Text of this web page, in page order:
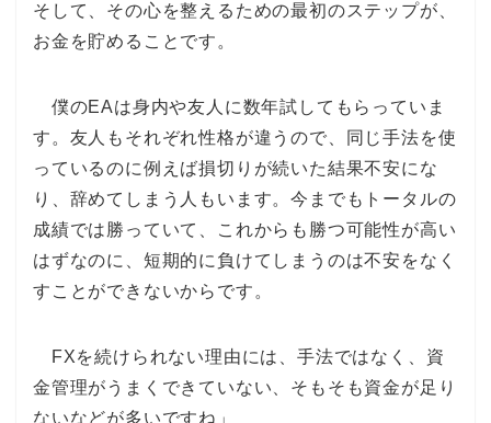
そして、その心を整えるための最初のステップが、
お金を貯めることです。
僕のEAは身内や友人に数年試してもらっていま
す。友人もそれぞれ性格が違うので、同じ手法を使
っているのに例えば損切りが続いた結果不安にな
り、辞めてしまう人もいます。今までもトータルの
成績では勝っていて、これからも勝つ可能性が高い
はずなのに、短期的に負けてしまうのは不安をなく
すことができないからです。
FXを続けられない理由には、手法ではなく、資
金管理がうまくできていない、そもそも資金が足り
ないなどが多いですね」